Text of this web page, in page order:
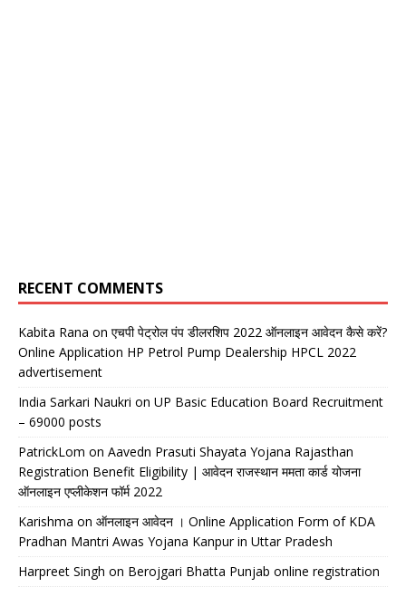
RECENT COMMENTS
Kabita Rana on एचपी पेट्रोल पंप डीलरशिप 2022 ऑनलाइन आवेदन कैसे करें?
Online Application HP Petrol Pump Dealership HPCL 2022
advertisement
India Sarkari Naukri on UP Basic Education Board Recruitment
– 69000 posts
PatrickLom on Aavedn Prasuti Shayata Yojana Rajasthan
Registration Benefit Eligibility | आवेदन राजस्थान ममता कार्ड योजना
ऑनलाइन एप्लीकेशन फॉर्म 2022
Karishma on ऑनलाइन आवेदन । Online Application Form of KDA
Pradhan Mantri Awas Yojana Kanpur in Uttar Pradesh
Harpreet Singh on Berojgari Bhatta Punjab online registration